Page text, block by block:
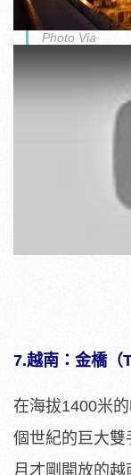
Photo Via
7.越南：金橋（
在海拔1400米
個世紀的巨大雙
月才剛開放的